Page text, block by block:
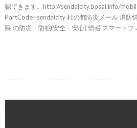
認できます。http://sendaicity.bosai.info/
PartCode=sendaicity 杜の都防災メール 消防
県 の防災・防犯(安全・安心) 情報 スマートフ